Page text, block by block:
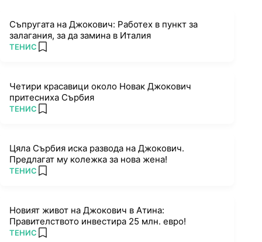
Съпругата на Джокович: Работех в пункт за
залагания, за да замина в Италия
ПОВЕЧЕ ОТ
ТЕНИС add favorites
Четири красавици около Новак Джокович
притесниха Сърбия
ПОВЕЧЕ ОТ
ТЕНИС add favorites
Цяла Сърбия иска развода на Джокович.
Предлагат му колежка за нова жена!
ПОВЕЧЕ ОТ
ТЕНИС add favorites
Новият живот на Джокович в Атина:
Правителството инвестира 25 млн. евро!
ПОВЕЧЕ ОТ
ТЕНИС add favorites